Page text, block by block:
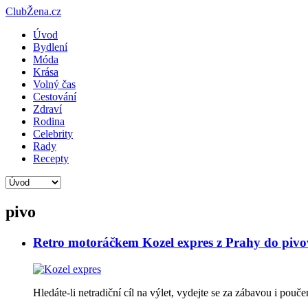
ClubŽena.cz
Úvod
Bydlení
Móda
Krása
Volný čas
Cestování
Zdraví
Rodina
Celebrity
Rady
Recepty
pivo
Retro motoráčkem Kozel expres z Prahy do
Hledáte-li netradiční cíl na výlet, vydejte se za zábavou i